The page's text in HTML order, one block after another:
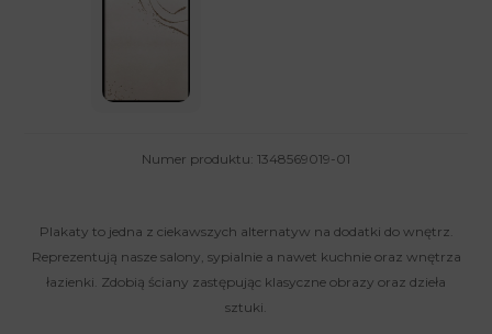
Numer produktu: 1348569019-01
Plakaty to jedna z ciekawszych alternatyw na dodatki do wnętrz.
Reprezentują nasze salony, sypialnie a nawet kuchnie oraz wnętrza
łazienki. Zdobią ściany zastępując klasyczne obrazy oraz dzieła
sztuki.